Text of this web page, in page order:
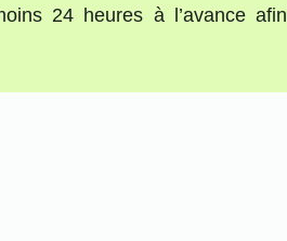
24 heures à l’avance afin